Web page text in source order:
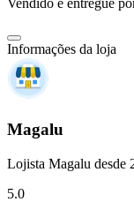
Vendido e entregue
Informações da loja
Magalu
Lojista Magalu desde
5.0